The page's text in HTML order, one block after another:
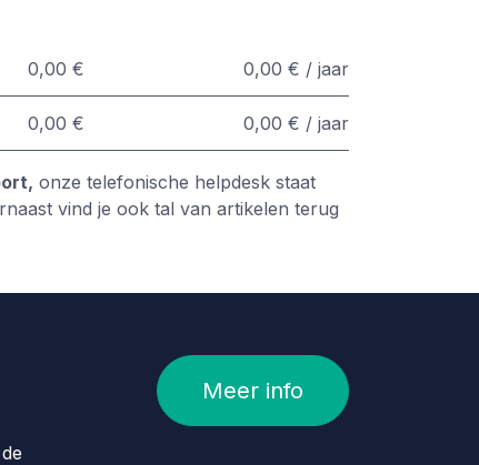
0,00 € 0,00 € / jaar
0,00 € 0,00 € / jaar
onze telefonische helpdesk staat
vind je ook tal van artikelen terug
Meer info